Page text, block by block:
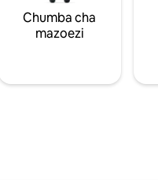
Chumba cha
mazoezi